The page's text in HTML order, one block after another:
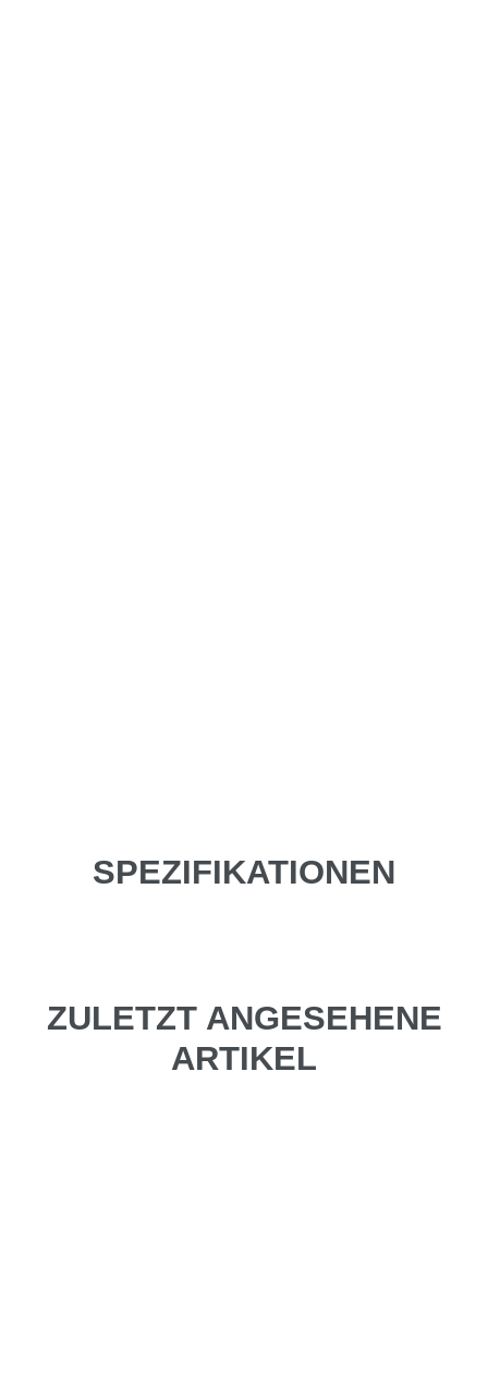
SPEZIFIKATIONEN
ZULETZT ANGESEHENE
ARTIKEL